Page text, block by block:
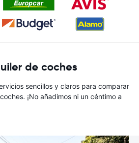
de coches
sencillos y claros para comparar
¡No añadimos ni un céntimo a